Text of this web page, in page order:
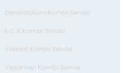
Demirdöküm Kombi Servisi
E.C.A Kombi Servisi
Valiant Kombi Servisi
Viessman Kombi Servisi